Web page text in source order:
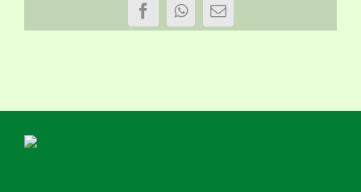
FacebookWhatsApp
E-
Mail